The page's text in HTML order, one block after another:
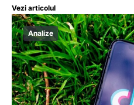
Vezi articolul
Analize